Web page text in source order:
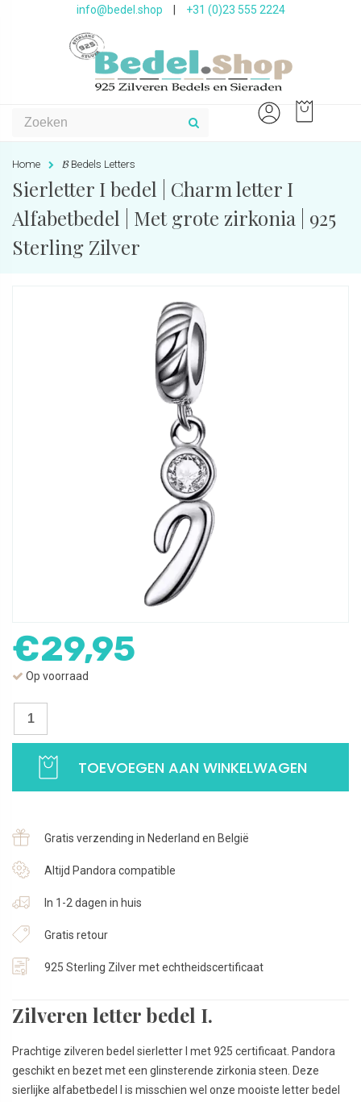
info@bedel.shop +31 (0)23 555 2224
Home 𝓑 Bedels Letters
Sierletter I bedel | Charm letter I
Alfabetbedel | Met grote zirkonia | 925
Sterling Zilver
€29,95
Op voorraad
Sierletter
Charm
Alfabetbedel
|
grote
zirkonia
925
aantal
TOEVOEGEN AAN WINKELWAGEN
Gratis verzending in Nederland en België
Altijd Pandora compatible
In 1-2 dagen in huis
Gratis retour
925 Sterling Zilver met echtheidscertificaat
Zilveren letter bedel I.
Prachtige zilveren bedel sierletter I met 925 certificaat. Pandora
geschikt en bezet met een glinsterende zirkonia steen. Deze
sierlijke alfabetbedel I is misschien wel onze mooiste letter bedel